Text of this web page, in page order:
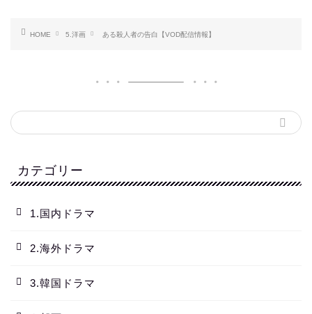
HOME 5.洋画 ある殺人者の告白【VOD配信情報】
カテゴリー
1.国内ドラマ
2.海外ドラマ
3.韓国ドラマ